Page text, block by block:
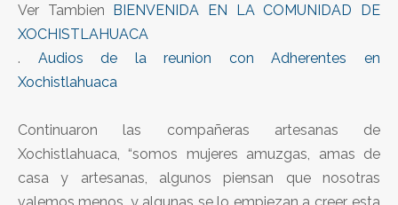
Ver Tambien BIENVENIDA EN LA COMUNIDAD DE
XOCHISTLAHUACA
. Audios de la reunion con Adherentes en
Xochistlahuaca
Continuaron las compañeras artesanas de
Xochistlahuaca, “somos mujeres amuzgas, amas de
casa y artesanas, algunos piensan que nosotras